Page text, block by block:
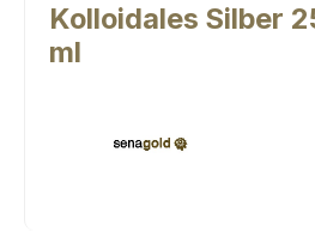
Kolloidales Silber
ml